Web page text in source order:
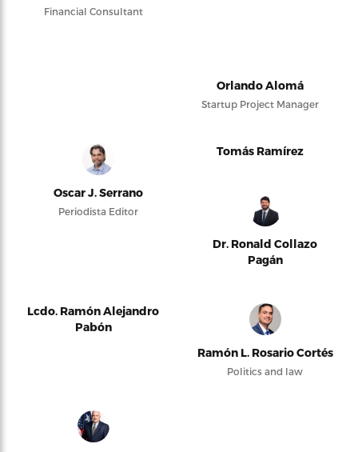
Financial Consultant
Orlando Alomá
Startup Project Manager
Oscar J. Serrano
Periodista Editor
Tomás Ramírez
Dr. Ronald Collazo
Pagán
Lcdo. Ramón Alejandro
Pabón
Ramón L. Rosario Cortés
Politics and law